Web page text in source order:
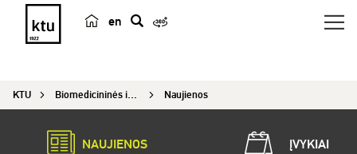
en
e
k
KTU Biomedicininės inžinerijos institutas Naujienos
NAUJIENOS ĮVYKIAI